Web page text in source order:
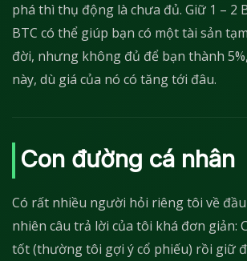
phá thì thụ động là chưa đủ. Giữ 1 – 2
BTC có thể giúp bạn có một tài sản
đời, nhưng không đủ để bạn thành
này, dù giá của nó có tăng tới đâu.
Con đường cá nhân
Có rất nhiều người hỏi riêng tôi về
nhiên câu trả lời của tôi khá đơn giản:
tốt (thường tôi gợi ý cổ phiếu) rồi giữ